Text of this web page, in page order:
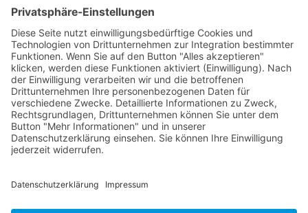
Zahnarzt
Tennis
Tankstelle
Tierbedarf
Parken
Für Ihr Unternehmen
Sichern Sie sich die Vorteile vondas ist nah! Mit uns
erreichen Sie neue Kunden und bleiben Ihren
Bestandskunden in guter Erinnerung.
Schon ab günstigen 29,- € im Monat.